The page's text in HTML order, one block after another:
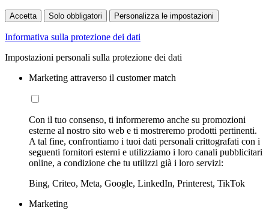
Accetta Solo obbligatori Personalizza le impostazioni
Informativa sulla protezione dei dati
Impostazioni personali sulla protezione dei dati
Marketing attraverso il customer match
Con il tuo consenso, ti informeremo anche su promozioni
esterne al nostro sito web e ti mostreremo prodotti pertinenti.
A tal fine, confrontiamo i tuoi dati personali crittografati con i
seguenti fornitori esterni e utilizziamo i loro canali pubblicitari
online, a condizione che tu utilizzi già i loro servizi:
Bing, Criteo, Meta, Google, LinkedIn, Printerest, TikTok
Marketing